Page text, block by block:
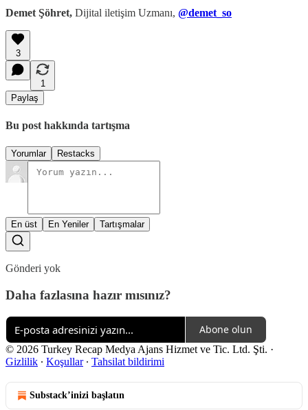
Demet Şöhret, Dijital iletişim Uzmanı, @demet_so
3
1
Paylaş
Bu post hakkında tartışma
Yorumlar Restacks
En üst En Yeniler Tartışmalar
Gönderi yok
Daha fazlasına hazır mısınız?
Abone olun
© 2026 Turkey Recap Medya Ajans Hizmet ve Tic. Ltd. Şti. ·
Gizlilik ∙ Koşullar∙ Tahsilat bildirimi
Substack’inizi başlatın